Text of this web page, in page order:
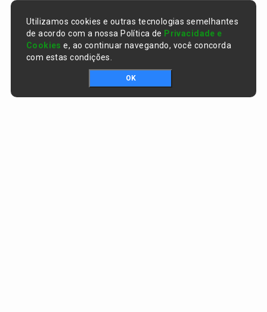
Utilizamos cookies e outras tecnologias semelhantes
de acordo com a nossa Política de Privacidade e
Cookies e, ao continuar navegando, você concorda
com estas condições.
OK